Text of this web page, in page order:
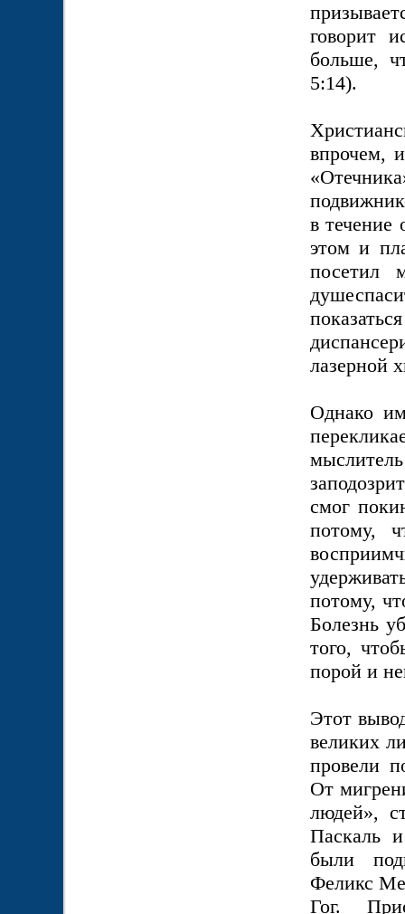
говорит
больше,
5:14).
впрочем,
в течение
этом и
посетил
лазерной
Однако
смог
потому,
потому,
Болезнь
того,
порой и
Этот
великих
провели
От
людей»,
Паскаль
были
Феликс
Гог.